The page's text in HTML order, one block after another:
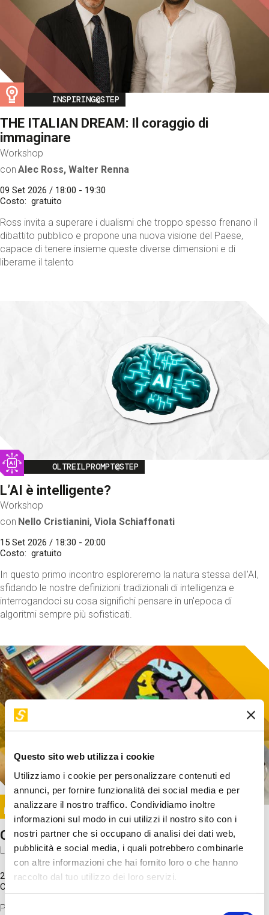
Questo sito web utilizza i cookie
Utilizziamo i cookie per personalizzare contenuti ed
annunci, per fornire funzionalità dei social media e per
analizzare il nostro traffico. Condividiamo inoltre
informazioni sul modo in cui utilizzi il nostro sito con i
nostri partner che si occupano di analisi dei dati web,
pubblicità e social media, i quali potrebbero combinarle
con altre informazioni che hai fornito loro o che hanno
raccolto dal tuo utilizzo dei loro servizi.
Selezione
Image
INSPIRING@STEP
THE ITALIAN DREAM: Il coraggio di
immaginare
Workshop
con Alec Ross, Walter Renna
09 Set 2026 / 18:00 - 19:30
Costo
gratuito
Ross invita a superare i dualismi che troppo spesso frenano il
dibattito pubblico e propone una nuova visione del Paese,
capace di tenere insieme queste diverse dimensioni e di
liberarne il talento
Image
OLTREILPROMPT@STEP
L’AI è intelligente?
Workshop
con Nello Cristianini, Viola Schiaffonati
15 Set 2026 / 18:30 - 20:00
Costo
gratuito
In questo primo incontro esploreremo la natura stessa dell'AI,
sfidando le nostre definizioni tradizionali di intelligenza e
interrogandoci su cosa significhi pensare in un'epoca di
algoritmi sempre più sofisticati.
Image
SUNDAY@STEP
Come funziona il cervello?
Laboratorio
20 Set 2026 / 11:15 - 13:00
Costo
Proveremo a costruire un cervello in cartoncino cercando di